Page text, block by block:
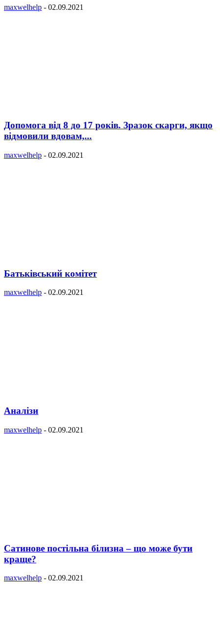
maxwelhelp - 02.09.2021
Допомога від 8 до 17 років. Зразок скарги, якщо
відмовили вдовам,...
maxwelhelp - 02.09.2021
Батьківський комітет
maxwelhelp - 02.09.2021
Аналізи
maxwelhelp - 02.09.2021
Сатинове постільна білизна – що може бути
краще?
maxwelhelp - 02.09.2021